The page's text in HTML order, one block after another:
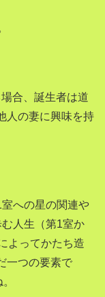
合、誕生者は道
人の妻に興味を持
への星の関連や
人生（第1室か
よってかたち造
一つの要素で